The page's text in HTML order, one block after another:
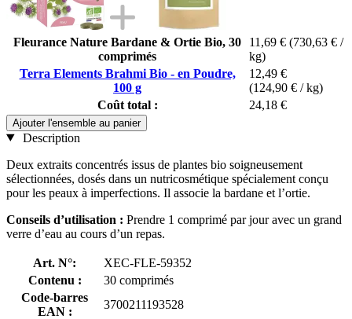
Fleurance Nature Bardane & Ortie Bio, 30
comprimés
11,69 € (730,63 € /
kg)
Terra Elements Brahmi Bio - en Poudre,
100 g
12,49 €
(124,90 € / kg)
Coût total :
24,18 €
Ajouter l'ensemble au panier
Description
Deux extraits concentrés issus de plantes bio soigneusement
sélectionnées, dosés dans un nutricosmétique spécialement conçu
pour les peaux à imperfections. Il associe la bardane et l’ortie.
Conseils d’utilisation : Prendre 1 comprimé par jour avec un grand
verre d’eau au cours d’un repas.
Art. N°:
XEC-FLE-59352
Contenu :
30 comprimés
Code-barres
EAN :
3700211193528